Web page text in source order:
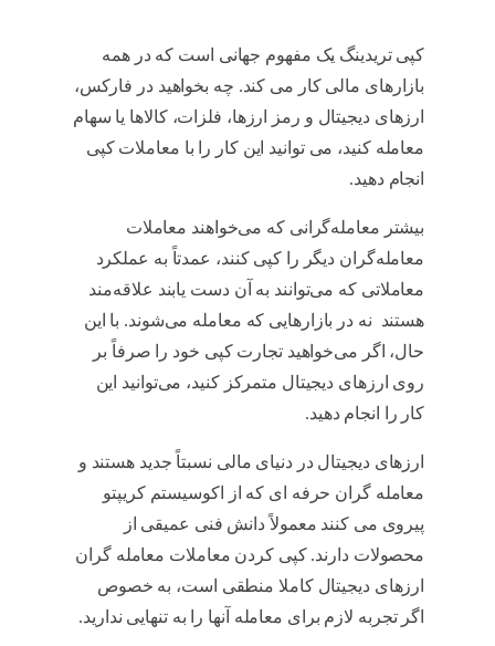
کپی تریدینگ یک مفهوم جهانی است که در همه
بازارهای مالی کار می کند. چه بخواهید در فارکس،
ارزهای دیجیتال و رمز ارزها، فلزات، کالاها یا سهام
معامله کنید، می توانید این کار را با معاملات کپی
انجام دهید.
بیشتر معامله‌گرانی که می‌خواهند معاملات
معامله‌گران دیگر را کپی کنند، عمدتاً به عملکرد
معاملاتی که می‌توانند به آن دست یابند علاقه‌مند
هستند نه در بازارهایی که معامله می‌شوند. با این
حال، اگر می‌خواهید تجارت کپی خود را صرفاً بر
روی ارزهای دیجیتال متمرکز کنید، می‌توانید این
کار را انجام دهید.
ارزهای دیجیتال در دنیای مالی نسبتاً جدید هستند و
معامله گران حرفه ای که از اکوسیستم کریپتو
پیروی می کنند معمولاً دانش فنی عمیقی از
محصولات دارند. کپی کردن معاملات معامله گران
ارزهای دیجیتال کاملا منطقی است، به خصوص
اگر تجربه لازم برای معامله آنها را به تنهایی ندارید.